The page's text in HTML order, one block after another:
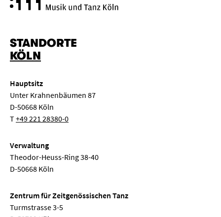
STANDORTE
KÖLN
Hauptsitz
Unter Krahnenbäumen 87
D-50668 Köln
T+49 221 28380-0
Verwaltung
Theodor-Heuss-Ring 38-40
D-50668 Köln
Zentrum für Zeitgenössischen Tanz
Turmstrasse 3-5